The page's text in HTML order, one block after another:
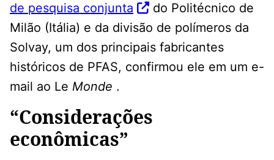
de pesquisa conjunta
do Politécnico de
Milão (Itália) e da divisão de polímeros da
Solvay, um dos principais fabricantes
históricos de PFAS, confirmou ele em um e-
mail ao Le Monde .
“Considerações
econômicas”